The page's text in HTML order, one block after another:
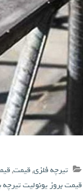
تیرچه فلزی,قیمت,
قیمت بروز یونولیت تیرچه